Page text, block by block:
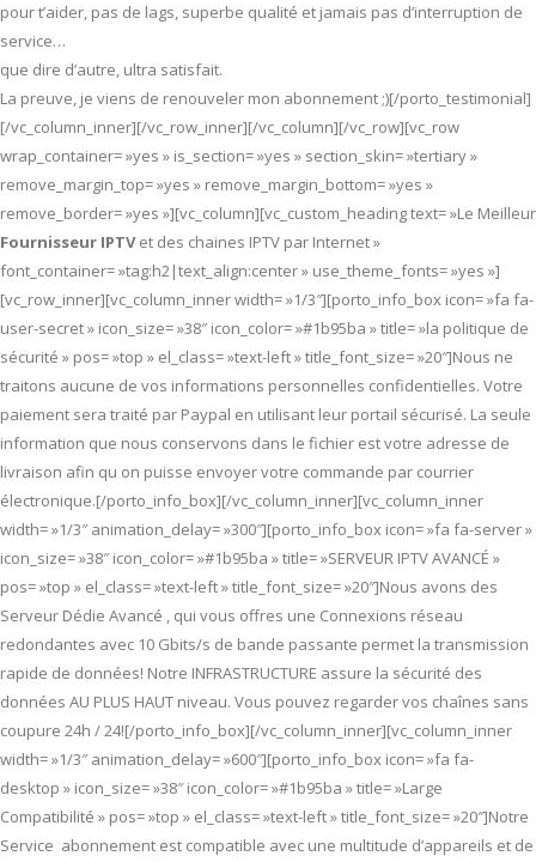
pour t’aider, pas de lags, superbe qualité et jamais pas d’interruption de
service…
que dire d’autre, ultra satisfait.
La preuve, je viens de renouveler mon abonnement ;)[/porto_testimonial]
[/vc_column_inner][/vc_row_inner][/vc_column][/vc_row][vc_row
wrap_container= »yes » is_section= »yes » section_skin= »tertiary »
remove_margin_top= »yes » remove_margin_bottom= »yes »
remove_border= »yes »][vc_column][vc_custom_heading text= »Le Meilleur
Fournisseur IPTVet des chaines IPTV par Internet »
font_container= »tag:h2|text_align:center » use_theme_fonts= »yes »]
[vc_row_inner][vc_column_inner width= »1/3″][porto_info_box icon= »fa fa-
user-secret » icon_size= »38″ icon_color= »#1b95ba » title= »la politique de
sécurité » pos= »top » el_class= »text-left » title_font_size= »20″]Nous ne
traitons aucune de vos informations personnelles confidentielles. Votre
paiement sera traité par Paypal en utilisant leur portail sécurisé. La seule
information que nous conservons dans le fichier est votre adresse de
livraison afin qu on puisse envoyer votre commande par courrier
électronique.[/porto_info_box][/vc_column_inner][vc_column_inner
width= »1/3″ animation_delay= »300″][porto_info_box icon= »fa fa-server »
icon_size= »38″ icon_color= »#1b95ba » title= »SERVEUR IPTV AVANCÉ »
pos= »top » el_class= »text-left » title_font_size= »20″]Nous avons des
Serveur Dédie Avancé , qui vous offres une Connexions réseau
redondantes avec 10 Gbits/s de bande passante permet la transmission
rapide de données! Notre INFRASTRUCTURE assure la sécurité des
données AU PLUS HAUT niveau. Vous pouvez regarder vos chaînes sans
coupure 24h / 24![/porto_info_box][/vc_column_inner][vc_column_inner
width= »1/3″ animation_delay= »600″][porto_info_box icon= »fa fa-
desktop » icon_size= »38″ icon_color= »#1b95ba » title= »Large
Compatibilité » pos= »top » el_class= »text-left » title_font_size= »20″]Notre
Service abonnement est compatible avec une multitude d’appareils et de